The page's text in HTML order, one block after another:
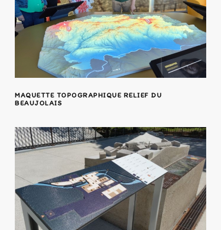
MAQUETTE TOPOGRAPHIQUE RELIEF DU
BEAUJOLAIS